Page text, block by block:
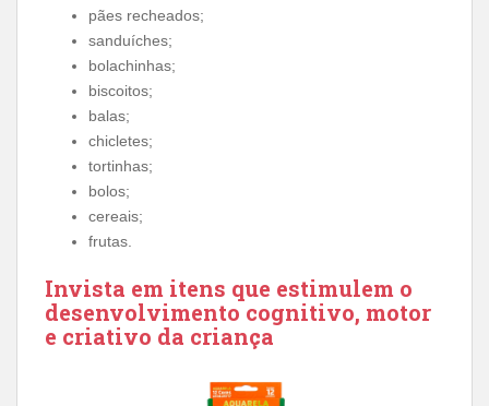
pães recheados;
sanduíches;
bolachinhas;
biscoitos;
balas;
chicletes;
tortinhas;
bolos;
cereais;
frutas.
Invista em itens que estimulem o
desenvolvimento cognitivo, motor
e criativo da criança